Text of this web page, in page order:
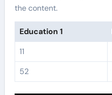
the content.
Education 1
11
52